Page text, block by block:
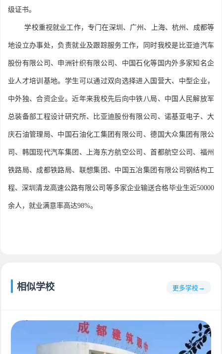
级证书。
学校重视就业工作，专门在深圳、广州、上海、杭州、成都等
地设立办事处，负责就业及跟踪服务工作，同时我校是比亚迪汽车
股份有限公司、申洲针织有限公司、中国石化等国内外多家知名企
业人才培训基地。学生可以通过双向选择进入国营大、中型企业，
中外独、合资企业。近年来我校先后向中铁八局、中国人民解放军
总装备部工程设计研究所、比亚迪股份有限公司、诺基亚电子、大
庆石油管理局、中国石油化工集团有限公司、德国大众集团有限公
司、韩国现代汽车集团、上海东方航空公司、首都航空公司、福州
铁路局、成都铁路局、联想集团、中国五冶集团有限公司钢结构工
程、深圳清龙高速公路有限公司等多家企业输送合格毕业生近50000
余人，就业满意率高达98%。
相似学校 更多学校